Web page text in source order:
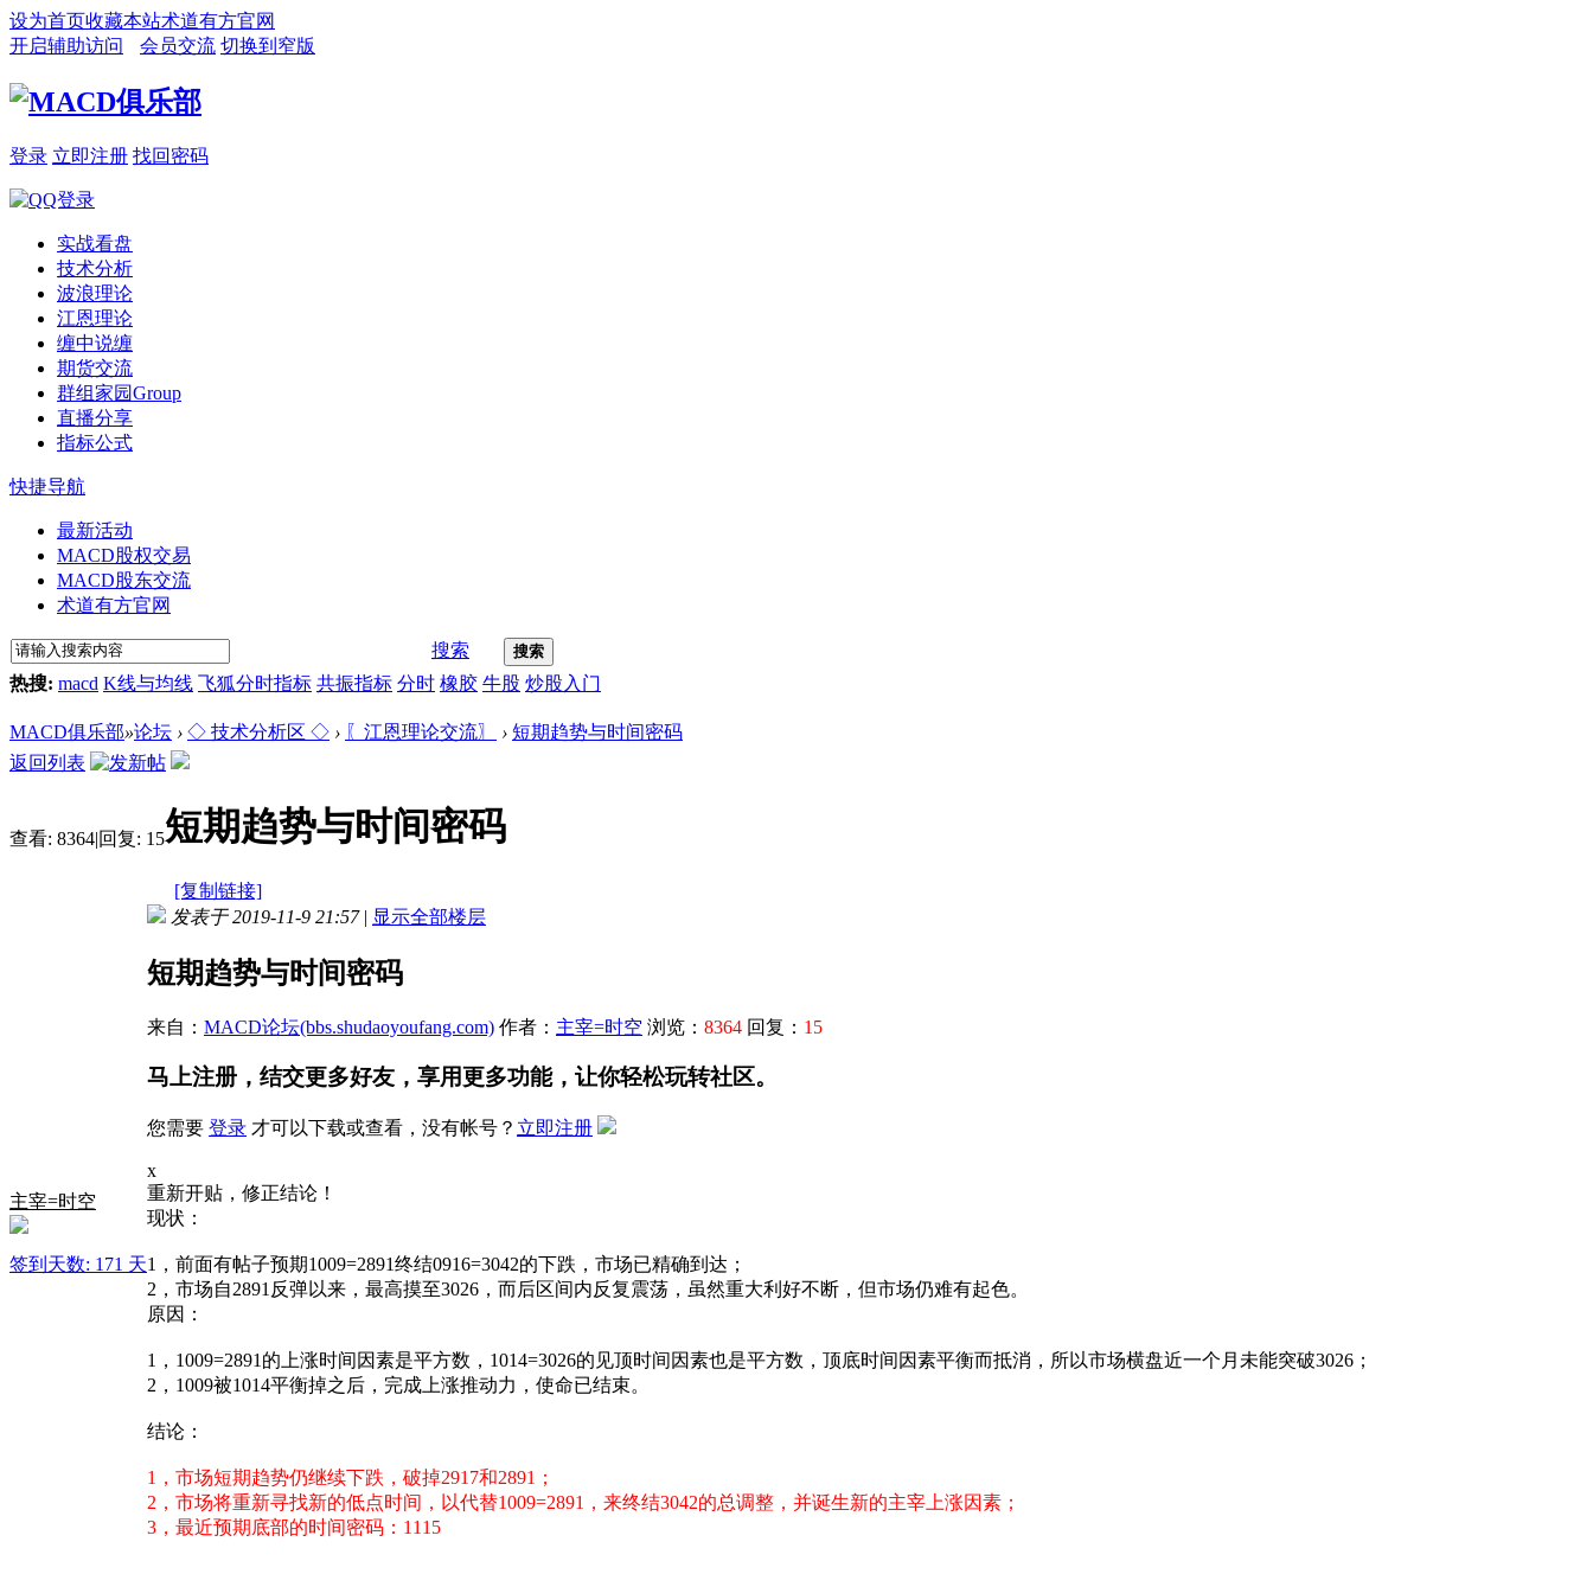
设为首页收藏本站术道有方官网
开启辅助访问
会员交流 切换到窄版
登录 立即注册 找回密码
实战看盘
技术分析
波浪理论
江恩理论
缠中说缠
期货交流
群组家园Group
直播分享
指标公式
快捷导航
最新活动
MACD股权交易
MACD股东交流
术道有方官网
搜索 搜索
热搜: macd K线与均线 飞狐分时指标 共振指标 分时 橡胶 牛股 炒股入门
MACD俱乐部»论坛 › ◇ 技术分析区 ◇ › 〖江恩理论交流〗 › 短期趋势与时间密码
返回列表
查看: 8364|回复: 15短期趋势与时间密码
[复制链接]
主宰=时空
签到天数: 171 天
发表于 2019-11-9 21:57 | 显示全部楼层
短期趋势与时间密码
来自： MACD论坛(bbs.shudaoyoufang.com) 作者： 主宰=时空 浏览： 8364 回复： 15
马上注册，结交更多好友，享用更多功能，让你轻松玩转社区。
您需要 登录 才可以下载或查看，没有帐号？ 立即注册
x
重新开贴，修正结论！
现状：
1，前面有帖子预期1009=2891终结0916=3042的下跌，市场已精确到达；
2，市场自2891反弹以来，最高摸至3026，而后区间内反复震荡，虽然重大利好不断，但市场仍难有起色。
原因：
1，1009=2891的上涨时间因素是平方数，1014=3026的见顶时间因素也是平方数，顶底时间因素平衡而抵消，所以市场横盘近一个月未能突破3026；
2，1009被1014平衡掉之后，完成上涨推动力，使命已结束。
结论：
1，市场短期趋势仍继续下跌，破掉2917和2891；
2，市场将重新寻找新的低点时间，以代替1009=2891，来终结3042的总调整，并诞生新的主宰上涨因素；
3，最近预期底部的时间密码：1115